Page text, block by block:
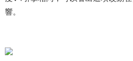
響。